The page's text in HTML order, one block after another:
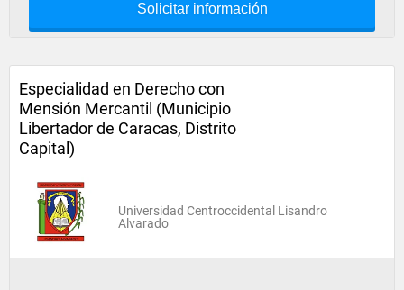
Solicitar información
Especialidad en Derecho con
Mensión Mercantil (Municipio
Libertador de Caracas, Distrito
Capital)
Universidad Centroccidental Lisandro
Alvarado